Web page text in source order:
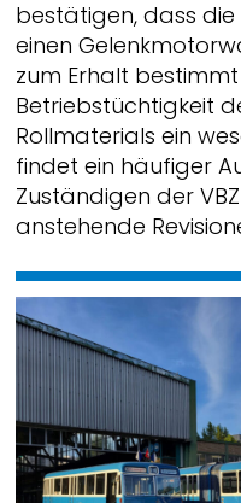
bestätigen, dass die
einen
zum Erhalt
Betriebstüchtigkeit
Rollmaterials ein
findet ein häufiger
Zuständigen der
anstehende